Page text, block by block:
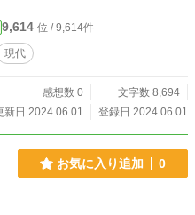
9,614 位 / 9,614件
現代
感想数 0
文字数 8,694
新日 2024.06.01
登録日 2024.06.01
お気に入り追加 0